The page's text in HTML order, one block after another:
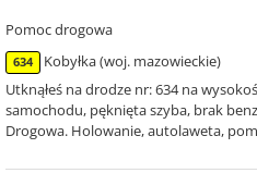
Pomoc drogowa
634
Kobyłka (woj. mazowieckie)
Utknąłeś na drodze nr: 634 na
samochodu, pęknięta szyba, brak
Drogowa. Holowanie, autolaweta,